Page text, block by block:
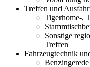
Treffen und
Tigerhome-,
Sonstige
Treffen
Fahrzeugtechnik
Benzingerede